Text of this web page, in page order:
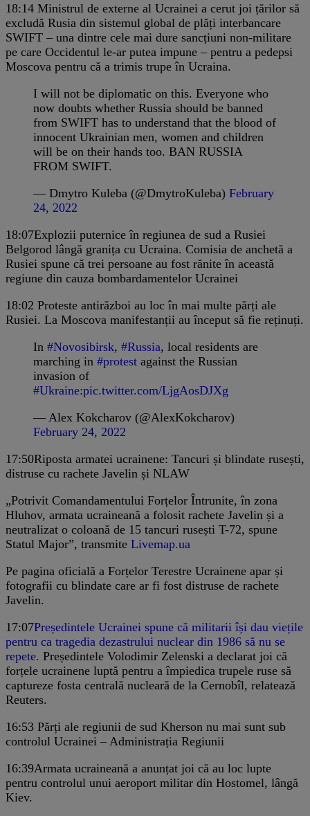
18:14 Ministrul de externe al Ucrainei a cerut joi țărilor să
excludă Rusia din sistemul global de plăți interbancare
SWIFT – una dintre cele mai dure sancțiuni non-militare
pe care Occidentul le-ar putea impune – pentru a pedepsi
Moscova pentru că a trimis trupe în Ucraina.
I will not be diplomatic on this. Everyone who
now doubts whether Russia should be banned
from SWIFT has to understand that the blood of
innocent Ukrainian men, women and children
will be on their hands too. BAN RUSSIA
FROM SWIFT.
— Dmytro Kuleba (@DmytroKuleba) February
24, 2022
18:07Explozii puternice în regiunea de sud a Rusiei
Belgorod lângă granița cu Ucraina. Comisia de anchetă a
Rusiei spune că trei persoane au fost rănite în această
regiune din cauza bombardamentelor Ucrainei
18:02 Proteste antirăzboi au loc în mai multe părți ale
Rusiei. La Moscova manifestanții au început să fie reținuți.
In #Novosibirsk, #Russia, local residents are
marching in #protest against the Russian
invasion of
#Ukraine:pic.twitter.com/LjgAosDJXg
— Alex Kokcharov (@AlexKokcharov)
February 24, 2022
17:50Riposta armatei ucrainene: Tancuri și blindate rusești,
distruse cu rachete Javelin și NLAW
„Potrivit Comandamentului Forțelor Întrunite, în zona
Hluhov, armata ucraineană a folosit rachete Javelin și a
neutralizat o coloană de 15 tancuri rusești T-72, spune
Statul Major”, transmite Livemap.ua
Pe pagina oficială a Forțelor Terestre Ucrainene apar și
fotografii cu blindate care ar fi fost distruse de rachete
Javelin.
17:07Președintele Ucrainei spune că militarii își dau viețile
pentru ca tragedia dezastrului nuclear din 1986 să nu se
repete. Președintele Volodimir Zelenski a declarat joi că
forțele ucrainene luptă pentru a împiedica trupele ruse să
captureze fosta centrală nucleară de la Cernobîl, relatează
Reuters.
16:53 Părți ale regiunii de sud Kherson nu mai sunt sub
controlul Ucrainei – Administrația Regiunii
16:39Armata ucraineană a anunțat joi că au loc lupte
pentru controlul unui aeroport militar din Hostomel, lângă
Kiev.